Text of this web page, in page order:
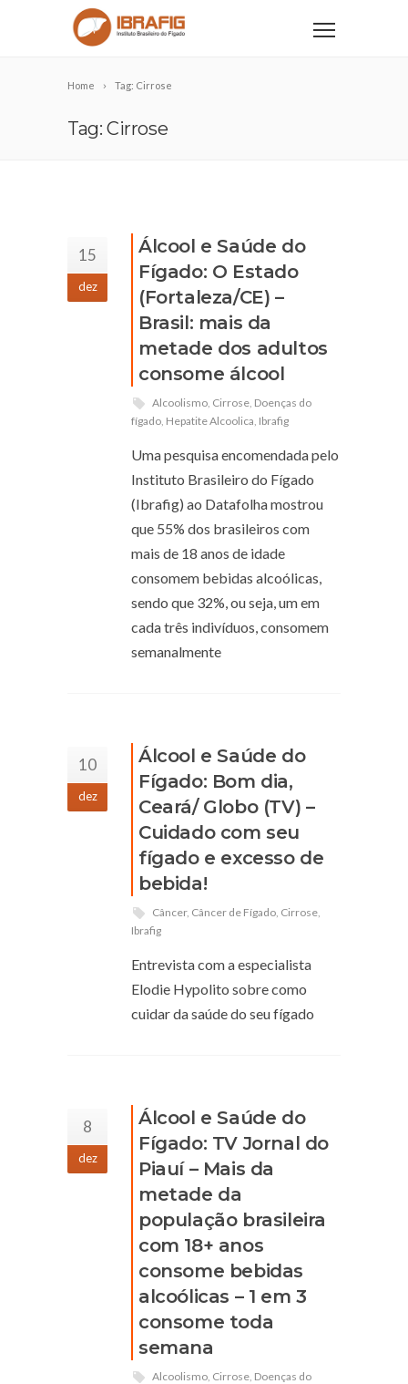
Home Tag: Cirrose
Tag: Cirrose
15
dez
Álcool e Saúde do
Fígado: O Estado
(Fortaleza/CE) –
Brasil: mais da
metade dos adultos
consome álcool
Alcoolismo, Cirrose, Doenças do
fígado, Hepatite Alcoolica, Ibrafig
Uma pesquisa encomendada pelo
Instituto Brasileiro do Fígado
(Ibrafig) ao Datafolha mostrou
que 55% dos brasileiros com
mais de 18 anos de idade
consomem bebidas alcoólicas,
sendo que 32%, ou seja, um em
cada três indivíduos, consomem
semanalmente
10
dez
Álcool e Saúde do
Fígado: Bom dia,
Ceará/ Globo (TV) –
Cuidado com seu
fígado e excesso de
bebida!
Câncer, Câncer de Fígado, Cirrose,
Ibrafig
Entrevista com a especialista
Elodie Hypolito sobre como
cuidar da saúde do seu fígado
8
dez
Álcool e Saúde do
Fígado: TV Jornal do
Piauí – Mais da
metade da
população brasileira
com 18+ anos
consome bebidas
alcoólicas – 1 em 3
consome toda
semana
Alcoolismo, Cirrose, Doenças do